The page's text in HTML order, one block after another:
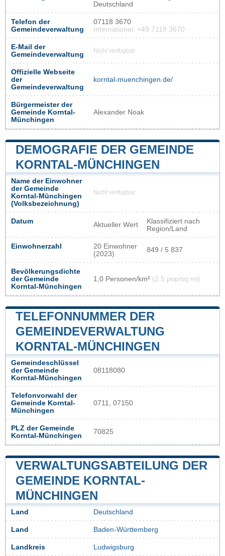
Deutschland
Telefon der
Gemeindeverwaltung
07118 3670
International: +49 7118 3670
E-Mail der
Gemeindeverwaltung
Nicht verfügbar
Offizielle Webseite
der
Gemeindeverwaltung
korntal-muenchingen.de/
Bürgermeister der
Gemeinde Korntal-
Münchingen
Alexander Noak
DEMOGRAFIE DER GEMEINDE
KORNTAL-MÜNCHINGEN
Name der Einwohner
der Gemeinde
Korntal-Münchingen
(Volksbezeichnung)
Nicht verfügbar
Datum Aktueller Wert
Klassifiziert nach
Region/Land
Einwohnerzahl
20 Einwohner
(2023)
849 / 5 837
Bevölkerungsdichte
der Gemeinde
Korntal-Münchingen
1,0 Personen/km² (2,5 pop/sq mi)
TELEFONNUMMER DER
GEMEINDEVERWALTUNG
KORNTAL-MÜNCHINGEN
Gemeindeschlüssel
der Gemeinde
Korntal-Münchingen
08118080
Telefonvorwahl der
Gemeinde Korntal-
Münchingen
0711, 07150
PLZ der Gemeinde
Korntal-Münchingen
70825
VERWALTUNGSABTEILUNG DER
GEMEINDE KORNTAL-
MÜNCHINGEN
Land Deutschland
Land Baden-Württemberg
Landkreis Ludwigsburg